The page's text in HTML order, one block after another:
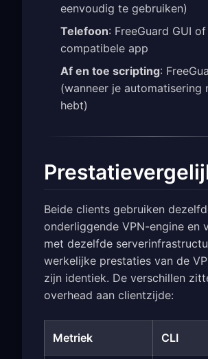
eenvoudig te gebruiken)
Telefoon: FreeGuard GUI of
compatibele app
Af en toe scripting:
(wanneer je automatisering
hebt)
Beide clients gebruiken
onderliggende VPN-engine en
met dezelfde
werkelijke prestaties van de
zijn identiek. De verschillen
overhead aan clientzijde:
Metriek CLI